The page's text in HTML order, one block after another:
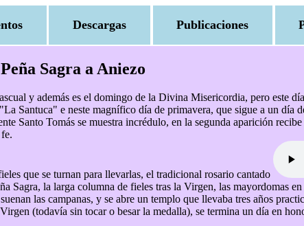
Descargas Publicaciones
Sagra a Aniezo
y además es el domingo de la Divina Misericordia, pero este
Santuca" e neste magnífico día de primavera, que sigue a un día
Santo Tomás se muestra incrédulo, en la segunda aparición
que se turnan para llevarlas, el tradicional rosario cantado
Sagra, la larga columna de fieles tras la Virgen, las mayordomas
las campanas, y se abre un templo que llevaba tres años
(todavía sin tocar o besar la medalla), se termina un día en